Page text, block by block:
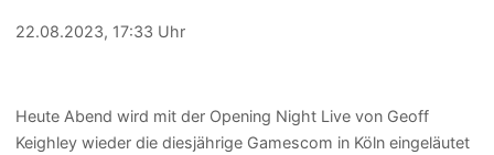
22.08.2023, 17:33 Uhr
Heute Abend wird mit der Opening Night Live von Geoff
Keighley wieder die diesjährige Gamescom in Köln eingeläutet